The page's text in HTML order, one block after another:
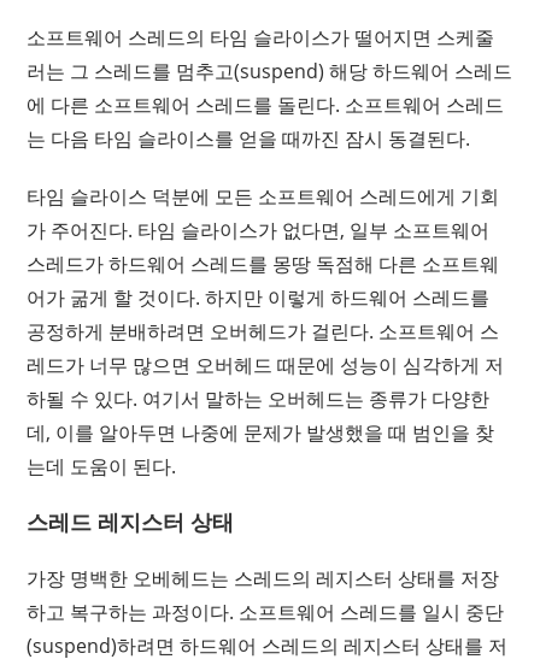
소프트웨어 스레드의 타임 슬라이스가 떨어지면 스케줄
러는 그 스레드를 멈추고(suspend) 해당 하드웨어 스레드
에 다른 소프트웨어 스레드를 돌린다. 소프트웨어 스레드
는 다음 타임 슬라이스를 얻을 때까진 잠시 동결된다.
타임 슬라이스 덕분에 모든 소프트웨어 스레드에게 기회
가 주어진다. 타임 슬라이스가 없다면, 일부 소프트웨어
스레드가 하드웨어 스레드를 몽땅 독점해 다른 소프트웨
어가 굶게 할 것이다. 하지만 이렇게 하드웨어 스레드를
공정하게 분배하려면 오버헤드가 걸린다. 소프트웨어 스
레드가 너무 많으면 오버헤드 때문에 성능이 심각하게 저
하될 수 있다. 여기서 말하는 오버헤드는 종류가 다양한
데, 이를 알아두면 나중에 문제가 발생했을 때 범인을 찾
는데 도움이 된다.
스레드 레지스터 상태
가장 명백한 오베헤드는 스레드의 레지스터 상태를 저장
하고 복구하는 과정이다. 소프트웨어 스레드를 일시 중단
(suspend)하려면 하드웨어 스레드의 레지스터 상태를 저